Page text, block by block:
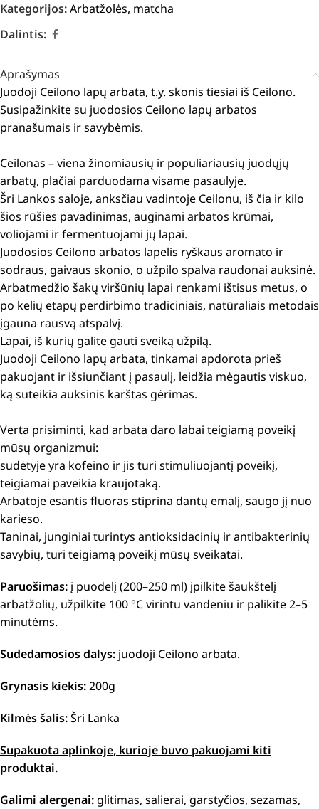
Kategorijos:Arbatžolės, matcha
Dalintis:
Aprašymas
Juodoji Ceilono lapų arbata, t.y. skonis tiesiai iš Ceilono.
Susipažinkite su juodosios Ceilono lapų arbatos
pranašumais ir savybėmis.
Ceilonas – viena žinomiausių ir populiariausių juodųjų
arbatų, plačiai parduodama visame pasaulyje.
Šri Lankos saloje, anksčiau vadintoje Ceilonu, iš čia ir kilo
šios rūšies pavadinimas, auginami arbatos krūmai,
voliojami ir fermentuojami jų lapai.
Juodosios Ceilono arbatos lapelis ryškaus aromato ir
sodraus, gaivaus skonio, o užpilo spalva raudonai auksinė.
Arbatmedžio šakų viršūnių lapai renkami ištisus metus, o
po kelių etapų perdirbimo tradiciniais, natūraliais metodais
įgauna rausvą atspalvį.
Lapai, iš kurių galite gauti sveiką užpilą.
Juodoji Ceilono lapų arbata, tinkamai apdorota prieš
pakuojant ir išsiunčiant į pasaulį, leidžia mėgautis viskuo,
ką suteikia auksinis karštas gėrimas.
Verta prisiminti, kad arbata daro labai teigiamą poveikį
mūsų organizmui:
sudėtyje yra kofeino ir jis turi stimuliuojantį poveikį,
teigiamai paveikia kraujotaką.
Arbatoje esantis fluoras stiprina dantų emalį, saugo jį nuo
karieso.
Taninai, junginiai turintys antioksidacinių ir antibakterinių
savybių, turi teigiamą poveikį mūsų sveikatai.
Paruošimas: į puodelį (200–250 ml) įpilkite šaukštelį
arbatžolių, užpilkite 100 °C virintu vandeniu ir palikite 2–5
minutėms.
Sudedamosios dalys: juodoji Ceilono arbata.
Grynasis kiekis:200g
Kilmės šalis:Šri Lanka
Supakuota aplinkoje, kurioje buvo pakuojami kiti
produktai.
Galimi alergenai: glitimas, salierai, garstyčios, sezamas,